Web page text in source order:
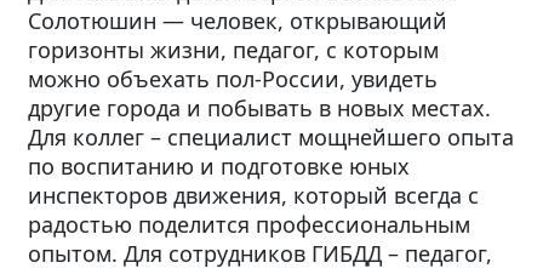
Солотюшин — человек, открывающий
горизонты жизни, педагог, с которым
можно объехать пол-России, увидеть
другие города и побывать в новых местах.
Для коллег – специалист мощнейшего опыта
по воспитанию и подготовке юных
инспекторов движения, который всегда с
радостью поделится профессиональным
опытом. Для сотрудников ГИБДД – педагог,